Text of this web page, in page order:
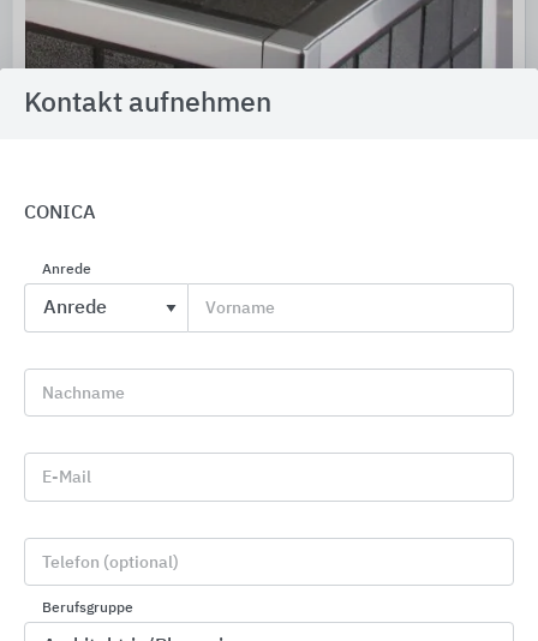
Profile für Wand, Boden, Treppe und Sanierung
Blanke Systems
Kontakt aufnehmen
CONICA
Anrede
Vorname
Nachname
E-Mail
Telefon (optional)
Berufsgruppe